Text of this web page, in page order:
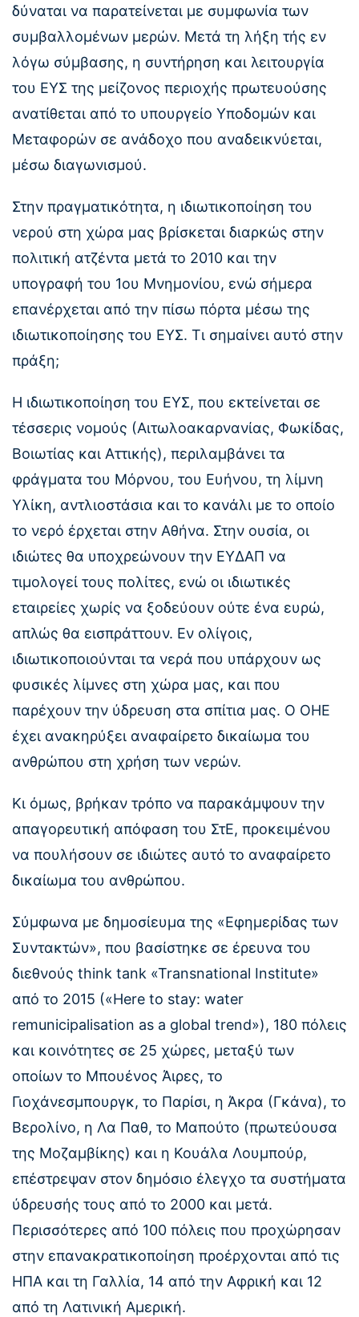
δύναται να παρατείνεται με συμφωνία των
συμβαλλομένων μερών. Μετά τη λήξη τής εν
λόγω σύμβασης, η συντήρηση και λειτουργία
του ΕΥΣ της μείζονος περιοχής πρωτευούσης
ανατίθεται από το υπουργείο Υποδομών και
Μεταφορών σε ανάδοχο που αναδεικνύεται,
μέσω διαγωνισμού.
Στην πραγματικότητα, η ιδιωτικοποίηση του
νερού στη χώρα μας βρίσκεται διαρκώς στην
πολιτική ατζέντα μετά το 2010 και την
υπογραφή του 1ου Μνημονίου, ενώ σήμερα
επανέρχεται από την πίσω πόρτα μέσω της
ιδιωτικοποίησης του ΕΥΣ. Τι σημαίνει αυτό στην
πράξη;
Η ιδιωτικοποίηση του ΕΥΣ, που εκτείνεται σε
τέσσερις νομούς (Αιτωλοακαρνανίας, Φωκίδας,
Βοιωτίας και Αττικής), περιλαμβάνει τα
φράγματα του Μόρνου, του Ευήνου, τη λίμνη
Υλίκη, αντλιοστάσια και το κανάλι με το οποίο
το νερό έρχεται στην Αθήνα. Στην ουσία, οι
ιδιώτες θα υποχρεώνουν την ΕΥΔΑΠ να
τιμολογεί τους πολίτες, ενώ οι ιδιωτικές
εταιρείες χωρίς να ξοδεύουν ούτε ένα ευρώ,
απλώς θα εισπράττουν. Εν ολίγοις,
ιδιωτικοποιούνται τα νερά που υπάρχουν ως
φυσικές λίμνες στη χώρα μας, και που
παρέχουν την ύδρευση στα σπίτια μας. Ο ΟΗΕ
έχει ανακηρύξει αναφαίρετο δικαίωμα του
ανθρώπου στη χρήση των νερών.
Κι όμως, βρήκαν τρόπο να παρακάμψουν την
απαγορευτική απόφαση του ΣτΕ, προκειμένου
να πουλήσουν σε ιδιώτες αυτό το αναφαίρετο
δικαίωμα του ανθρώπου.
Σύμφωνα με δημοσίευμα της «Εφημερίδας των
Συντακτών», που βασίστηκε σε έρευνα του
διεθνούς think tank «Transnational Institute»
από το 2015 («Here to stay: water
remunicipalisation as a global trend»), 180 πόλεις
και κοινότητες σε 25 χώρες, μεταξύ των
οποίων το Μπουένος Άιρες, το
Γιοχάνεσμπουργκ, το Παρίσι, η Άκρα (Γκάνα), το
Βερολίνο, η Λα Παθ, το Μαπούτο (πρωτεύουσα
της Μοζαμβίκης) και η Κουάλα Λουμπούρ,
επέστρεψαν στον δημόσιο έλεγχο τα συστήματα
ύδρευσής τους από το 2000 και μετά.
Περισσότερες από 100 πόλεις που προχώρησαν
στην επανακρατικοποίηση προέρχονται από τις
ΗΠΑ και τη Γαλλία, 14 από την Αφρική και 12
από τη Λατινική Αμερική.